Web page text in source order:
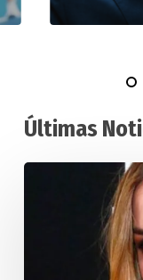
Últimas